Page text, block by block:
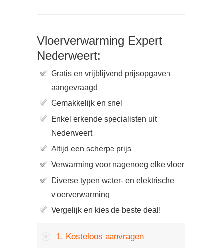
Vloerverwarming Expert
Nederweert:
Gratis en vrijblijvend prijsopgaven
aangevraagd
Gemakkelijk en snel
Enkel erkende specialisten uit
Nederweert
Altijd een scherpe prijs
Verwarming voor nagenoeg elke vloer
Diverse typen water- en elektrische
vloerverwarming
Vergelijk en kies de beste deal!
1. Kosteloos aanvragen